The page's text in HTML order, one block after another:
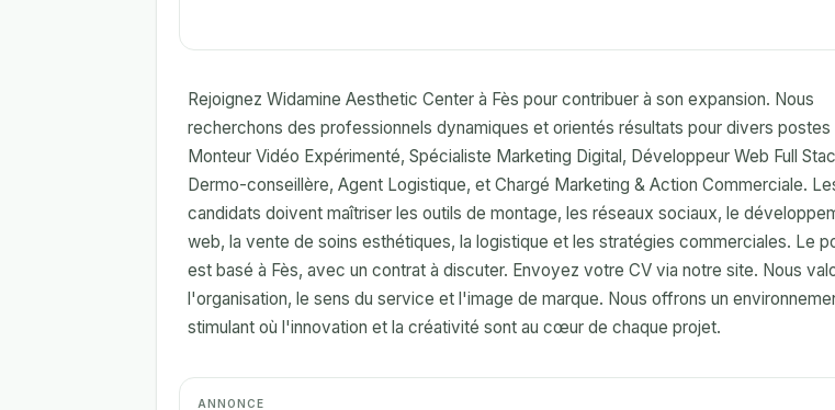
Rejoignez Widamine Aesthetic Center à Fès pour contribuer à son expansion. Nous
recherchons des professionnels dynamiques et orientés résultats pour divers postes
Monteur Vidéo Expérimenté, Spécialiste Marketing Digital, Développeur Web Full
Dermo-conseillère, Agent Logistique, et Chargé Marketing & Action Commerciale.
candidats doivent maîtriser les outils de montage, les réseaux sociaux, le
web, la vente de soins esthétiques, la logistique et les stratégies commerciales. Le
est basé à Fès, avec un contrat à discuter. Envoyez votre CV via notre site. Nous
l'organisation, le sens du service et l'image de marque. Nous offrons un
stimulant où l'innovation et la créativité sont au cœur de chaque projet.